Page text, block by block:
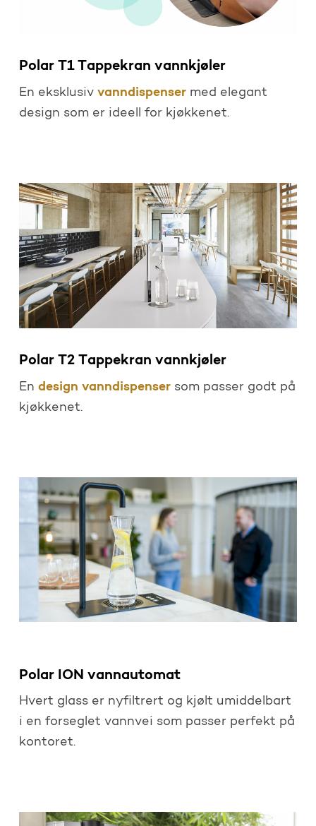
Polar T1 Tappekran vannkjøler
En eksklusiv vanndispensermed elegant
design som er ideell for kjøkkenet.
Polar T2 Tappekran vannkjøler
En design vanndispensersom passer godt på
kjøkkenet.
Polar ION vannautomat
Hvert glass er nyfiltrert og kjølt umiddelbart
i en forseglet vannvei som passer perfekt på
kontoret.